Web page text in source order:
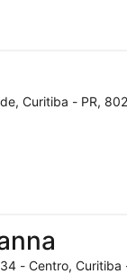
Curitiba - PR,
- Centro,